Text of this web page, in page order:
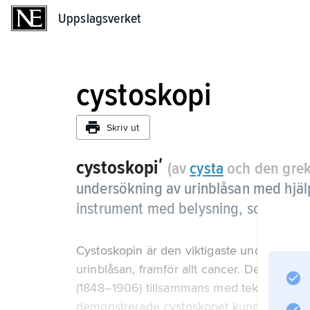
Uppslagsverket
cystoskopi
Skriv ut
cystoskopiʹ (avcysta och den
undersökning av urinblåsan med
instrument med belysning, som via
Cystoskopin är den viktigaste
urinblåsan, framför allt cancer. Det första
(1848–1906) tillsammans med teknikern
demonstrerade cystoskopet kunde belysa